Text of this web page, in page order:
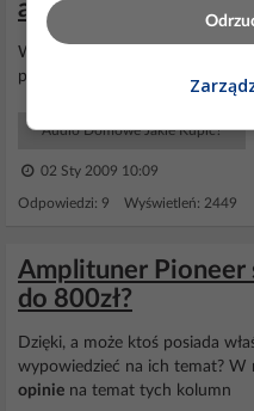
amplituner? Opinie i
Witam... Czy warto kupić
pomoc.
Audio Domowe Jakie Kupić?
02 Sty 2009 10:09
Odpowiedzi: 9 Wyświetleń: 2449
Amplituner Pioneer
do 800zł?
Dzięki, a może ktoś posiada
wypowiedzieć na ich temat? W
opinie na temat tych kolumn